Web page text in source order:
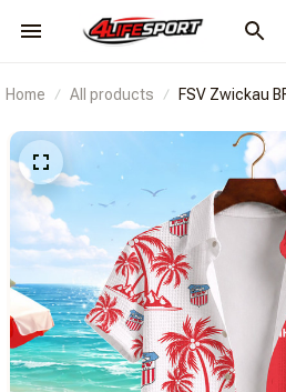
Home All products FSV Zwickau